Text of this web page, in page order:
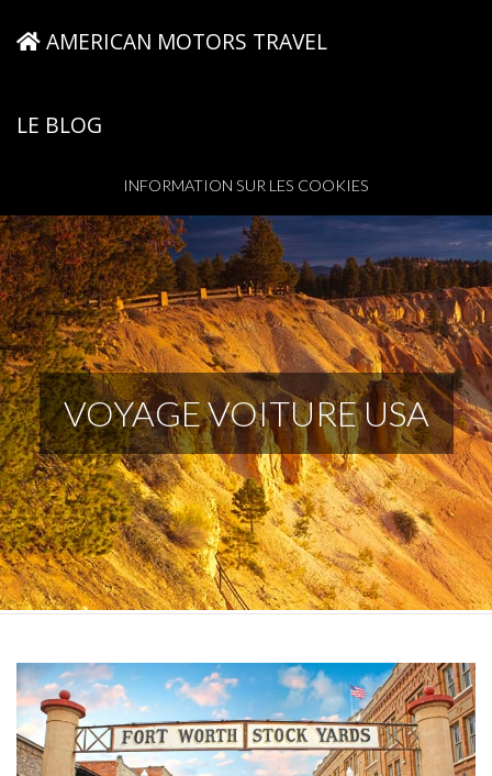
AMERICAN MOTORS TRAVEL
LE BLOG
INFORMATION SUR LES COOKIES
VOYAGE VOITURE USA